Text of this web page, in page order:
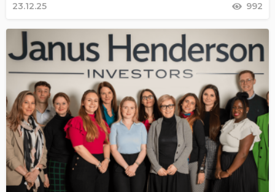
23.12.25 992